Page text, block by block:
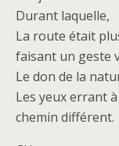
Durant laquelle,
La route était
faisant un geste
Le don de la
Les yeux errant
chemin différent.